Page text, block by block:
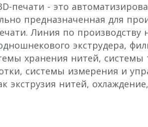
печати - это
предназначенная для
Линия по производству
экструдера,
хранения нитей, системы
системы измерения и
экструзия нитей,